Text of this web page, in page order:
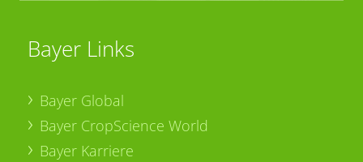
Bayer Links
Bayer Global
Bayer CropScience World
Bayer Karriere